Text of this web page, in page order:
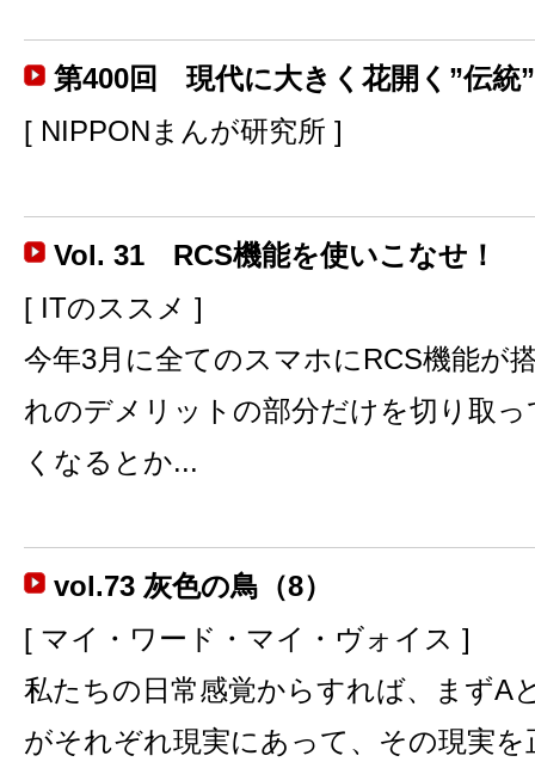
第400回 現代に大きく花開く”伝統
[ NIPPONまんが研究所 ]
Vol. 31 RCS機能を使いこなせ！
[ ITのススメ ]
今年3月に全てのスマホにRCS機能が
れのデメリットの部分だけを切り取
くなるとか...
vol.73 灰色の鳥（8）
[ マイ・ワード・マイ・ヴォイス ]
私たちの日常感覚からすれば、まずA
がそれぞれ現実にあって、その現実